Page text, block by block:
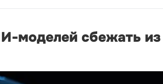
моделей сбежать